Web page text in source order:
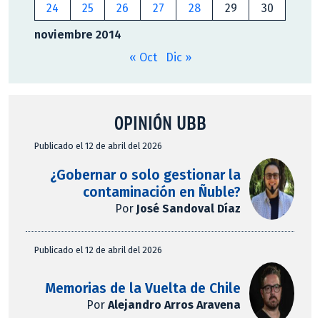
noviembre 2014
24
25 26 27 28 29 30
« Oct Dic »
OPINIÓN UBB
Publicado el 12 de abril del 2026
¿Gobernar o solo gestionar la
contaminación en Ñuble?
Por José Sandoval Díaz
Publicado el 12 de abril del 2026
Memorias de la Vuelta de Chile
PorAlejandro Arros Aravena